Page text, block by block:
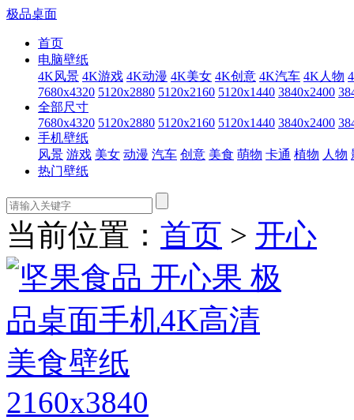
极品桌面
首页
电脑壁纸
4K风景 4K游戏 4K动漫 4K美女 4K创意 4K汽车 4K人物
7680x4320 5120x2880 5120x2160 5120x1440 3840x2400
全部尺寸
7680x4320 5120x2880 5120x2160 5120x1440 3840x2400
手机壁纸
风景 游戏 美女 动漫 汽车 创意 美食 萌物 卡通 植物 人物
热门壁纸
当前位置： 首页 > 开心
2160x3840